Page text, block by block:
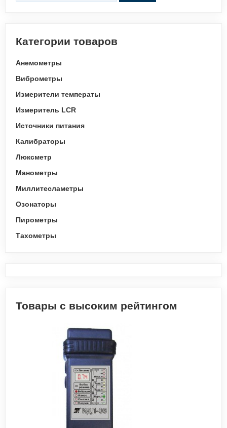
Категории товаров
Анемометры
Виброметры
Измерители температы
Измеритель LCR
Источники питания
Калибраторы
Люксметр
Манометры
Миллитесламетры
Озонаторы
Пирометры
Тахометры
Товары с высоким рейтингом